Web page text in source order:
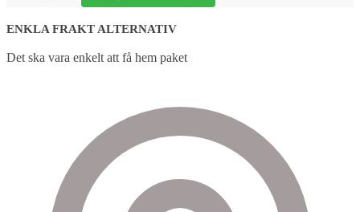
ENKLA FRAKT ALTERNATIV
Det ska vara enkelt att få hem paket